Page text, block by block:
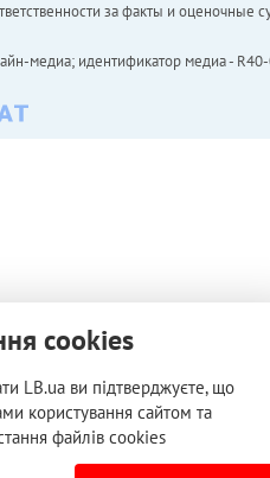
за факты и оценочные
медиа; идентификатор медиа -
cookies
LB.ua ви підтверджуєте, що
користування сайтом та
файлів cookies